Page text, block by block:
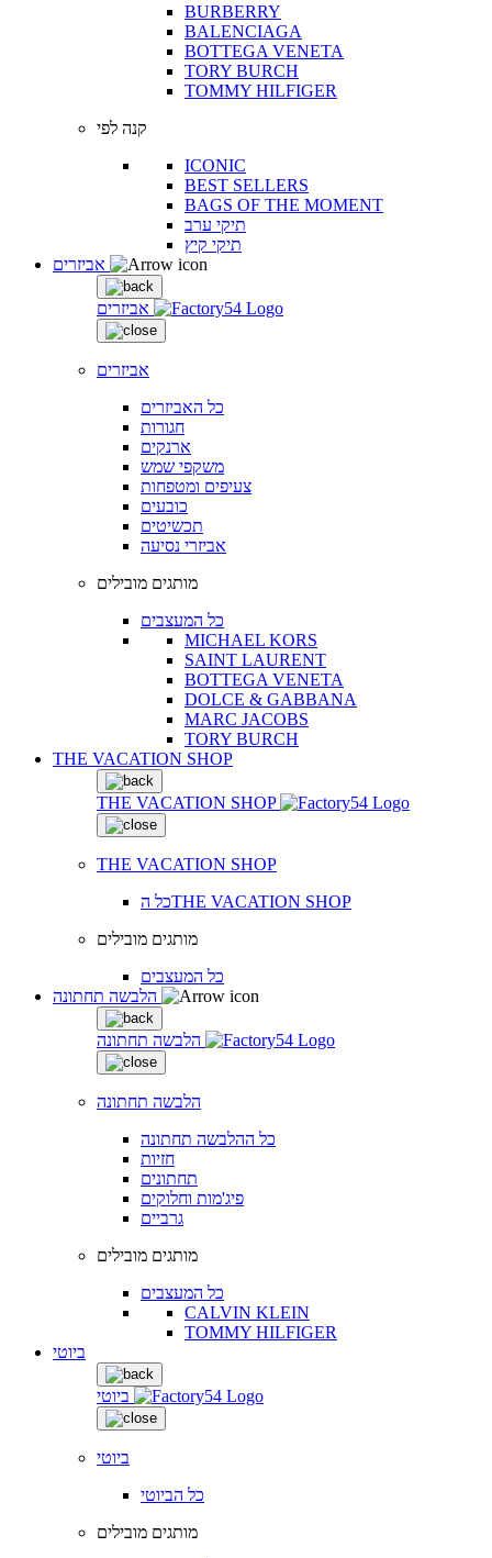
BURBERRY
BALENCIAGA
BOTTEGA VENETA
TORY BURCH
TOMMY HILFIGER
קנה לפי
ICONIC
BEST SELLERS
BAGS OF THE MOMENT
תיקי ערב
תיקי קיץ
אביזרים
אביזרים
כל האביזרים
חגורות
ארנקים
משקפי שמש
צעיפים ומטפחות
כובעים
תכשיטים
אביזרי נסיעה
מותגים מובילים
כל המעצבים
MICHAEL KORS
SAINT LAURENT
BOTTEGA VENETA
DOLCE & GABBANA
MARC JACOBS
TORY BURCH
THE VACATION SHOP
THE VACATION SHOP
THE VACATION SHOP
כל הTHE VACATION SHOP
מותגים מובילים
כל המעצבים
הלבשה תחתונה
הלבשה תחתונה
כל ההלבשה תחתונה
חזיות
תחתונים
פיג'מות וחלוקים
גרביים
מותגים מובילים
כל המעצבים
CALVIN KLEIN
TOMMY HILFIGER
ביוטי
ביוטי
ביוטי
כל הביוטי
מותגים מובילים